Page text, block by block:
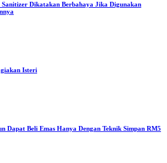
Dikatakan Berbahaya Jika Digunakan
Isteri
Dapat Beli Emas Hanya Dengan Teknik Simpan RM5